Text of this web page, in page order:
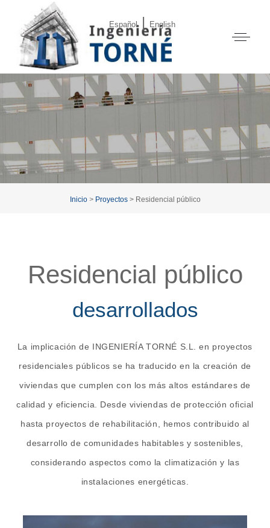
Español| English
Inicio> Proyectos > Residencial público
Residencial público
desarrollados
La implicación de INGENIERÍA TORNÉ S.L. en proyectos
residenciales públicos se ha traducido en la creación de
viviendas que cumplen con los más altos estándares de
calidad y eficiencia. Desde viviendas de protección oficial
hasta proyectos de rehabilitación, hemos contribuido al
desarrollo de comunidades habitables y sostenibles,
considerando aspectos como la climatización y las
instalaciones energéticas.